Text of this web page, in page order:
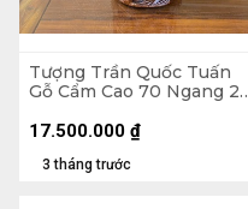
Tượng Trần Quốc Tuấn
Gỗ Cẩm Cao 70 Ngang 24
3 tháng trước
17.500.000 ₫